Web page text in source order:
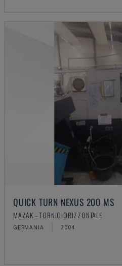
QUICK TURN NEXUS 200 MS
MAZAK - TORNIO ORIZZONTALE
GERMANIA 2004